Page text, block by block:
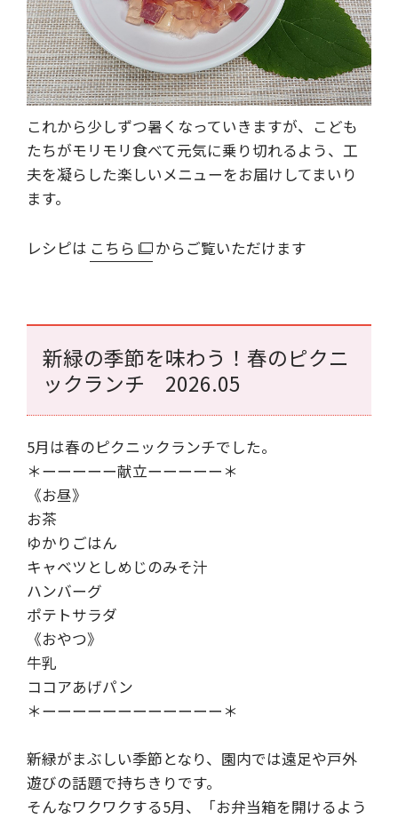
これから少しずつ暑くなっていきますが、こども
たちがモリモリ食べて元気に乗り切れるよう、工
夫を凝らした楽しいメニューをお届けしてまいり
ます。
レシピは こちら からご覧いただけます
新緑の季節を味わう！春のピクニ
ックランチ 2026.05
5月は春のピクニックランチでした。
＊ーーーーー献立ーーーーー＊
《お昼》
お茶
ゆかりごはん
キャベツとしめじのみそ汁
ハンバーグ
ポテトサラダ
《おやつ》
牛乳
ココアあげパン
＊ーーーーーーーーーーーー＊
新緑がまぶしい季節となり、園内では遠足や戸外
遊びの話題で持ちきりです。
そんなワクワクする5月、「お弁当箱を開けるよう